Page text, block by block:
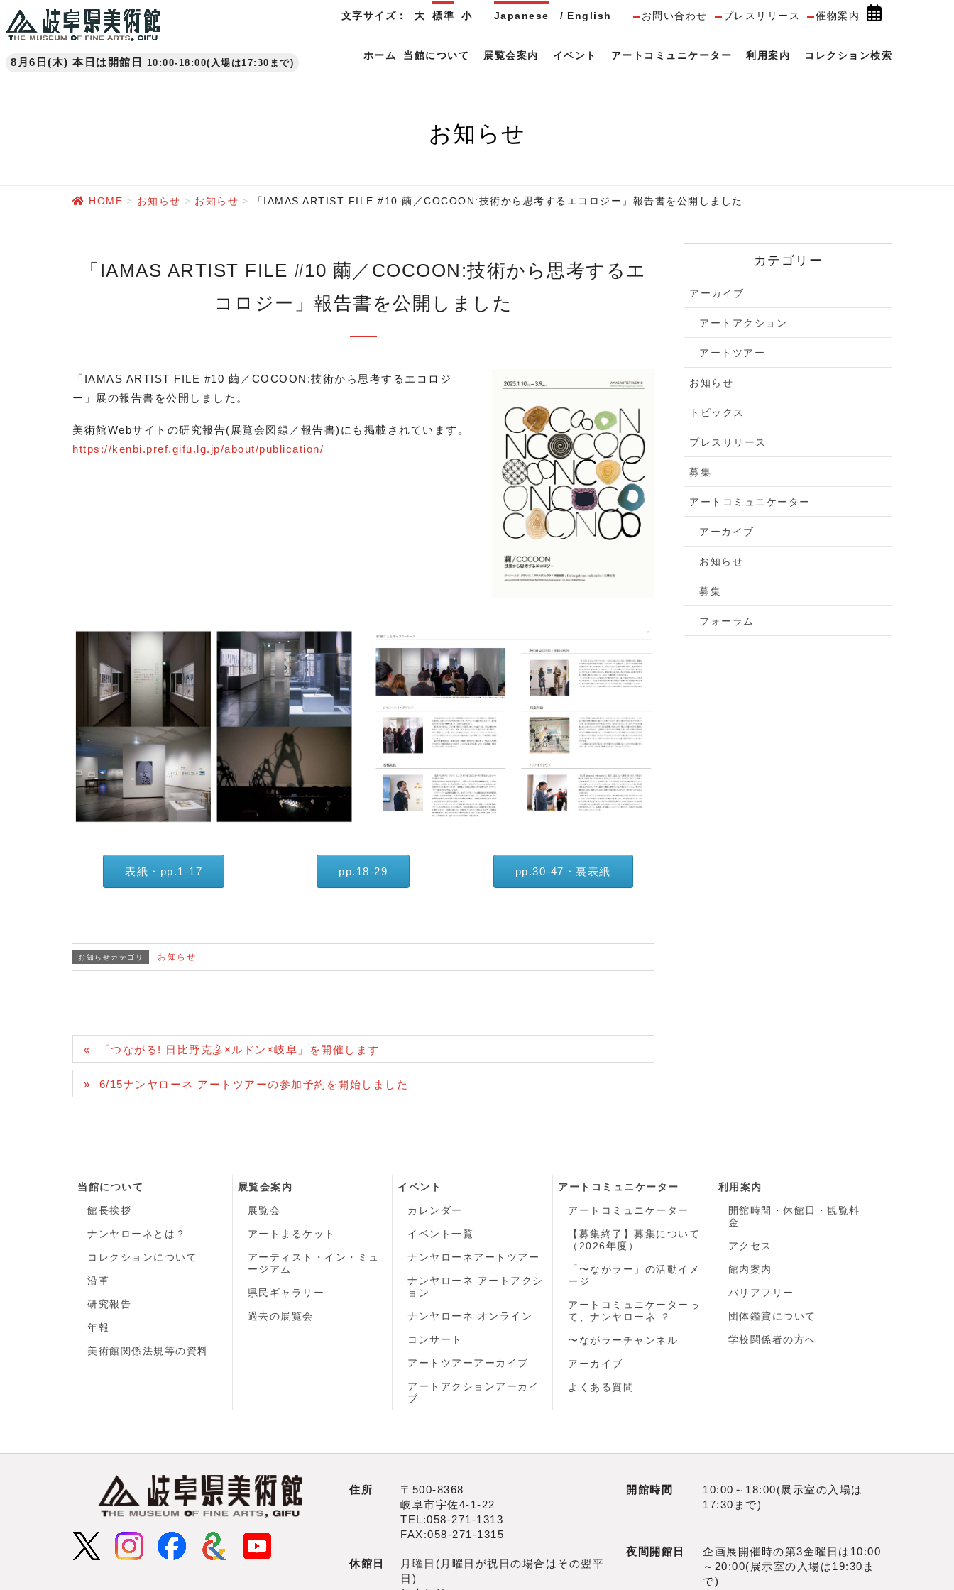
文字サイズ： 大 標準 小 Japanese English お問い合わせ プレスリリース 催物案内
8月6日(木) 本日は開館日 10:00-18:00(入場は17:30まで)
ホーム 当館について 展覧会案内 イベント アートコミュニケーター 利用案内 コレクション検索
お知らせ
HOME お知らせ お知らせ 「IAMAS ARTIST FILE #10 繭／COCOON:技術から思考するエコロジー」報告書を公開しました
「IAMAS ARTIST FILE #10 繭／COCOON:技術から思考するエ
コロジー」報告書を公開しました
「IAMAS ARTIST FILE #10 繭／COCOON:技術から思考するエコロジ
ー」展の報告書を公開しました。
美術館Webサイトの研究報告(展覧会図録／報告書)にも掲載されています。
https://kenbi.pref.gifu.lg.jp/about/publication/
表紙・pp.1-17 pp.18-29 pp.30-47・裏表紙
お知らせカテゴリ お知らせ
「つながる! 日比野克彦×ルドン×岐阜」を開催します
6/15ナンヤローネ アートツアーの参加予約を開始しました
カテゴリー
アーカイブ
アートアクション
アートツアー
お知らせ
トピックス
プレスリリース
募集
アートコミュニケーター
アーカイブ
お知らせ
募集
フォーラム
当館について
館長挨拶
ナンヤローネとは？
コレクションについて
沿革
研究報告
年報
美術館関係法規等の資料
展覧会案内
展覧会
アートまるケット
アーティスト・イン・ミュ
ージアム
県民ギャラリー
過去の展覧会
イベント
カレンダー
イベント一覧
ナンヤローネアートツアー
ナンヤローネ アートアクシ
ョン
ナンヤローネ オンライン
コンサート
アートツアーアーカイブ
アートアクションアーカイ
ブ
アートコミュニケーター
アートコミュニケーター
【募集終了】募集について
（2026年度）
「〜ながラー」の活動イメ
ージ
アートコミュニケーターっ
て、ナンヤローネ ？
〜ながラーチャンネル
アーカイブ
よくある質問
利用案内
開館時間・休館日・観覧料
金
アクセス
館内案内
バリアフリー
団体鑑賞について
学校関係者の方へ
住所
〒500‐8368
岐阜市宇佐4‐1‐22
TEL:058-271-1313
FAX:058-271-1315
休館日
月曜日(月曜日が祝日の場合はその翌平
日)
開館時間
10:00～18:00(展示室の入場は
17:30まで)
夜間開館日
企画展開催時の第3金曜日は10:00
～20:00(展示室の入場は19:30ま
で)